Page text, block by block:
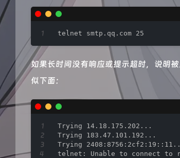
telnet smtp.qq.com 25
如果长时间没有响应或提示超时，说明
似下面：
Trying 14.18.175.202...
Trying 183.47.101.192...
Trying
telnet: Unable to connect to